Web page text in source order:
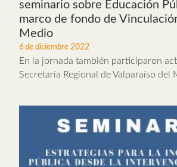
seminario sobre Educación
marco de fondo de
Medio
6 de diciembre 2022
En la jornada también participaron
Secretaría Regional de Valparaíso del